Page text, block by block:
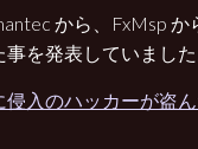
から、FxMsp
を発表していました
侵入のハッカーが盗